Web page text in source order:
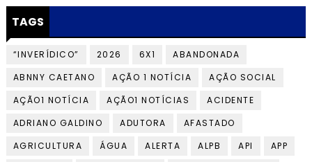
TAGS
“INVERÍDICO” 2026 6X1
ABANDONADA
ABNNY CAETANO
AÇÃO 1 NOTÍCIA
AÇÃO SOCIAL
AÇÃO1 NOTÍCIA
AÇÃO1 NOTÍCIAS
ACIDENTE
ADRIANO GALDINO
ADUTORA
AFASTADO
AGRICULTURA
ÁGUA ALERTA ALPB API
APP